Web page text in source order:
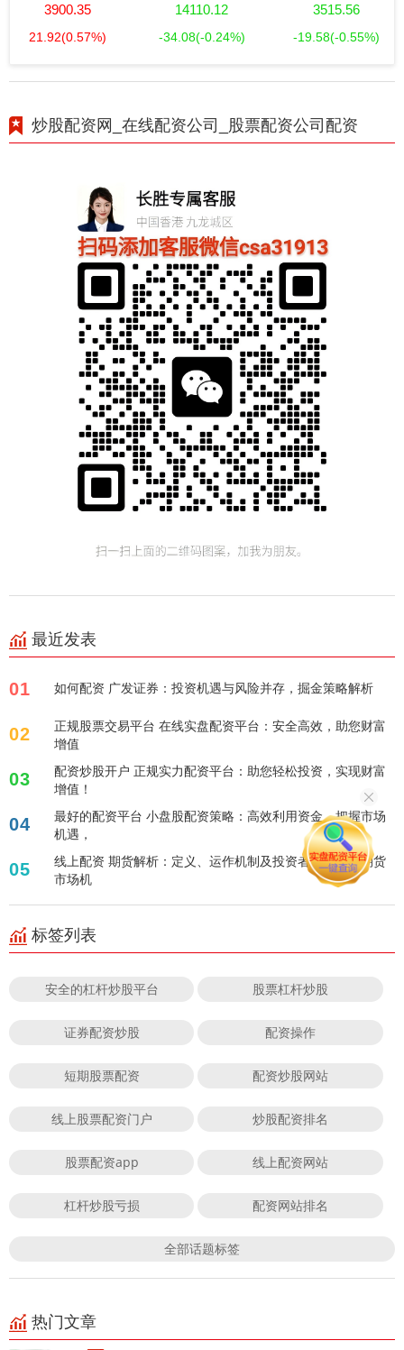
3900.35
21.92(0.57%)
14110.12
-34.08(-0.24%)
3515.56
-19.58(-0.55%)
炒股配资网_在线配资公司_股票配资公司配资
最近发表
01 如何配资 广发证券：投资机遇与风险并存，掘金策略解析
02
正规股票交易平台 在线实盘配资平台：安全高效，助您财富
增值
03
配资炒股开户 正规实力配资平台：助您轻松投资，实现财富
增值！
04
最好的配资平台 小盘股配资策略：高效利用资金，把握市场
机遇，
05
线上配资 期货解析：定义、运作机制及投资者如何把握期货
市场机
标签列表
安全的杠杆炒股平台 股票杠杆炒股
证券配资炒股 配资操作
短期股票配资 配资炒股网站
线上股票配资门户 炒股配资排名
股票配资app 线上配资网站
杠杆炒股亏损 配资网站排名
全部话题标签
热门文章